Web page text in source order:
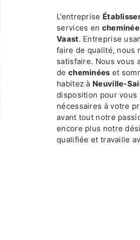
L’entreprise
services en
Vaast. Entreprise
faire de qualité, nous
satisfaire. Nous vous
de cheminées et
habitez à Neuville-
disposition pour
nécessaires à votre
avant tout notre
encore plus notre
qualifiée et travaille